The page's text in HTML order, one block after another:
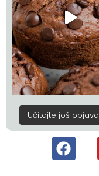
Učitajte još objava